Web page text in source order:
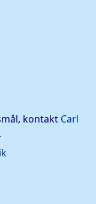
kontakt Carl
.